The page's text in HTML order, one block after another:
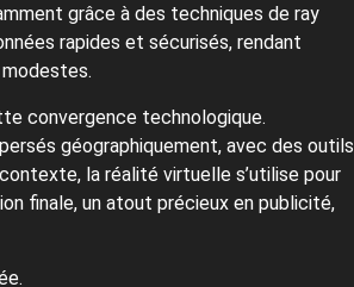
grâce à des techniques de ray
rapides et sécurisés, rendant
convergence technologique.
géographiquement, avec des outils
la réalité virtuelle s’utilise pour
finale, un atout précieux en publicité,